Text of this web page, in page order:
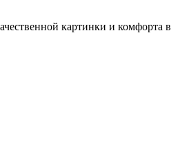
картинки и комфорта в